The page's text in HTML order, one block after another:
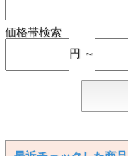
価格帯検索
円 ～